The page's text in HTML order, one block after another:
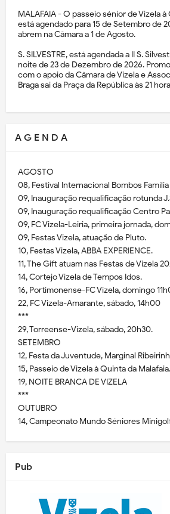
MALAFAIA - O passeio sénior de Vizela
está agendado para 15 de Setembro de
abrem na Câmara a 1 de Agosto.
S. SILVESTRE, está agendada a II S.
noite de 23 de Dezembro de 2026.
com o apoio da Câmara de Vizela e
Braga sai da Praça da República às 21
A G E N D A
AGOSTO
08, Festival Internacional Bombos
09, Inauguração requalificação rotunda
09, Inauguração requalificação Centro
09, FC Vizela-Leiria, primeira jornada,
09, Festas Vizela, atuação de Pluto.
10, Festas Vizela, ABBA EXPERIENCE.
11, The Gift atuam nas Festas de Vizela
14, Cortejo Vizela de Tempos Idos.
16, Portimonense-FC Vizela, domingo
22, FC Vizela-Amarante, sábado, 14h00
***
29, Torreense-Vizela, sábado, 20h30.
SETEMBRO
12, Festa da Juventude, Marginal
15, Passeio de Vizela à Quinta da Malafaia.
19, NOITE BRANCA DE VIZELA
***
OUTUBRO
14, Campeonato Mundo Séniores
Pub